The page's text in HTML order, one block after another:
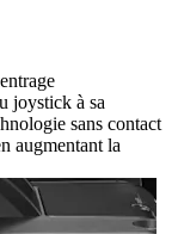
joystick à sa
sans contact
augmentant la